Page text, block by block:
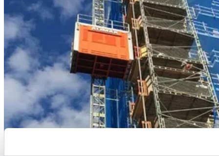
ALIMAK SCANDO 650 FC /39-46 ext.
尺寸：
1.5 x 3.9–4.6 m (宽 x 长)
载重量：
1,400–2,300 kg
速度：
ALIMAK SCANDO 650 FC /39-50 ext
1.5 x 3.9–5.0 m (宽 x 长)
载重量： 1,400–2,200 kg
速度：0–66 m/min